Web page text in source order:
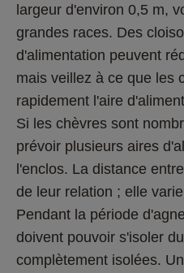
largeur d'environ 0,5 m,
grandes races. Des
d'alimentation peuvent
mais veillez à ce que les
rapidement l'aire
Si les chèvres sont
prévoir plusieurs aires
l'enclos. La distance
de leur relation ; elle
Pendant la période
doivent pouvoir s'isoler
complètement isolées.